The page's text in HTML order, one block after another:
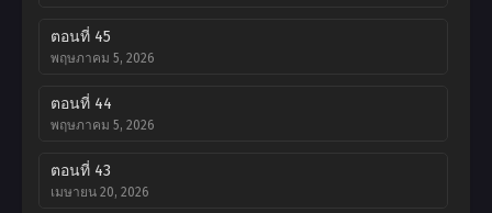
ตอนที่ 45
พฤษภาคม 5, 2026
ตอนที่ 44
พฤษภาคม 5, 2026
ตอนที่ 43
เมษายน 20, 2026